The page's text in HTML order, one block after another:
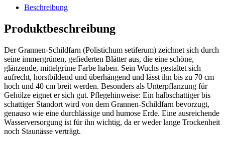
Beschreibung
Produktbeschreibung
Der Grannen-Schildfarn (Polistichum setiferum) zeichnet sich durch
seine immergrünen, gefiederten Blätter aus, die eine schöne,
glänzende, mittelgrüne Farbe haben. Sein Wuchs gestaltet sich
aufrecht, horstbildend und überhängend und lässt ihn bis zu 70 cm
hoch und 40 cm breit werden. Besonders als Unterpflanzung für
Gehölze eignet er sich gut. Pflegehinweise: Ein halbschattiger bis
schattiger Standort wird von dem Grannen-Schildfarn bevorzugt,
genauso wie eine durchlässige und humose Erde. Eine ausreichende
Wasserversorgung ist für ihn wichtig, da er weder lange Trockenheit
noch Staunässe verträgt.